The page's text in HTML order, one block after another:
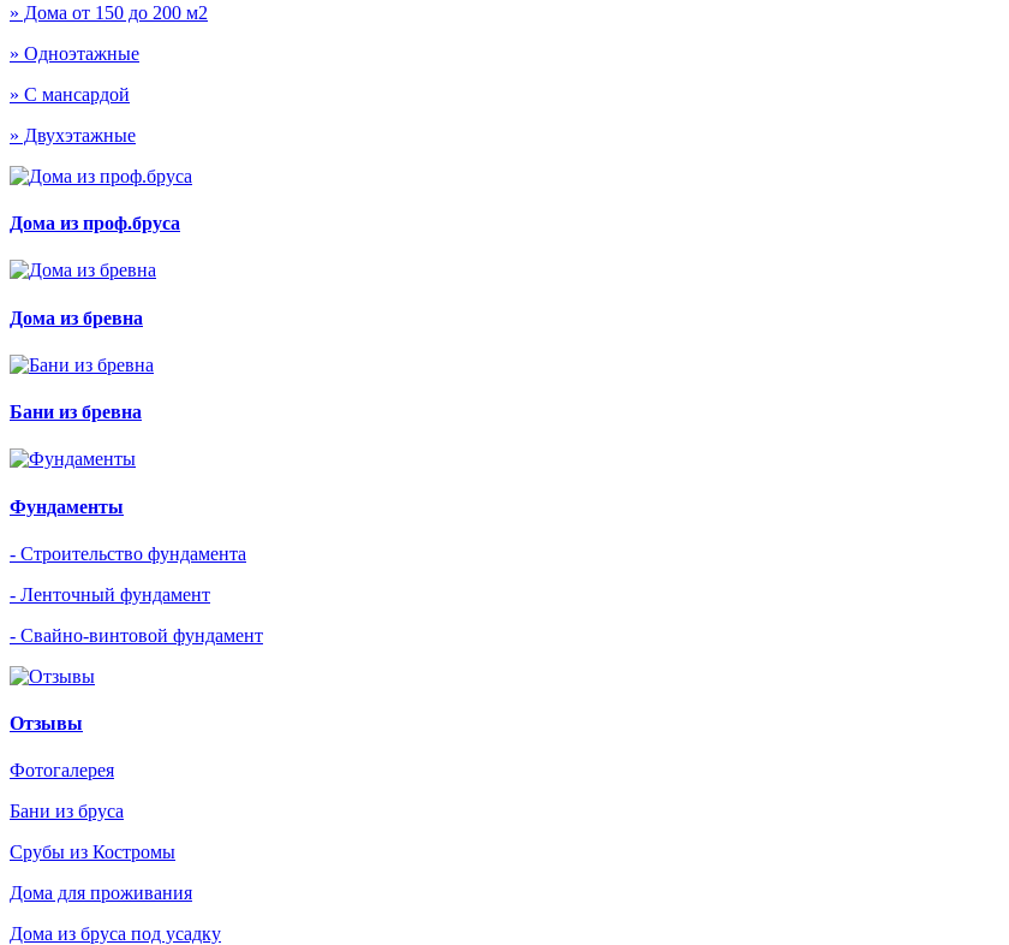
» Дома от 150 до 200 м2
» Одноэтажные
» С мансардой
» Двухэтажные
Дома из проф.бруса
Дома из бревна
Бани из бревна
Фундаменты
- Строительство фундамента
- Ленточный фундамент
- Свайно-винтовой фундамент
Отзывы
Фотогалерея
Бани из бруса
Срубы из Костромы
Дома для проживания
Дома из бруса под усадку